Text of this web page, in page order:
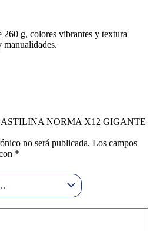
g, colores vibrantes y textura
manualidades.
NORMA X12 GIGANTE
no será publicada. Los campos
*